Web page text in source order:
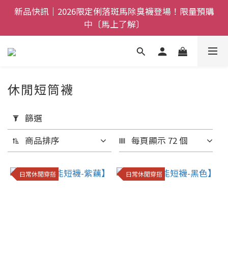
全館$800免運｜任搭８折起｜滿額再送新品-悠哉斑馬
襪〔立即了解〕
新品快訊｜2026限定俐落斑馬除臭襪登場！限量預購
中〔馬上了解〕
父親節禮盒登場｜把舒適送進爸爸的每一天，日夜呵護
一次備好〔馬上了解〕
全館$800免運｜任搭８折起｜滿額再送新品-悠哉斑馬
用
篩
選
(0/20)
尺
休閒短筒襪
篩選
商品排序
每頁顯示 72 個
日常休閒穿搭 日常休閒穿搭